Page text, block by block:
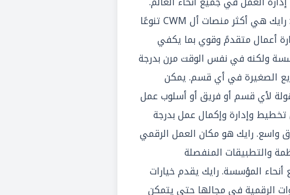
تعددية الاستخدامات: رايك هي أكثر منصات أل CWM تنوعًا
أعمال متقدمً وقوي بما يكفي
ولكنه في نفس الوقت مرن بدرجة
الصغيرة في أي قسم. يمكن
لأي قسم أو فريق أو أسلوب عمل
وإدارة وإكمال عمل بدرجة
واسع. رايك هو مكان العمل الرقمي
والتطبيقات المنفصلة
المؤسسة. رايك يقدم خيارات
الرقمية في مجالها حتى يتمكن